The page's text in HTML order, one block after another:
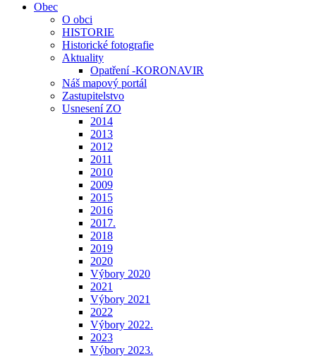
Obec
O obci
HISTORIE
Historické fotografie
Aktuality
Opatření -KORONAVIR
Náš mapový portál
Zastupitelstvo
Usnesení ZO
2014
2013
2012
2011
2010
2009
2015
2016
2017.
2018
2019
2020
Výbory 2020
2021
Výbory 2021
2022
Výbory 2022.
2023
Výbory 2023.